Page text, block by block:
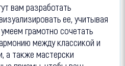
вам разработать
ее, учитывая
грамотно сочетать
между классикой и
а также мастерски